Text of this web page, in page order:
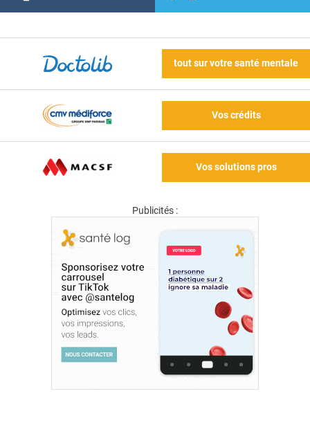
tout sur votre santé mentale
Vos crédits
Vos solutions pros
Publicités :